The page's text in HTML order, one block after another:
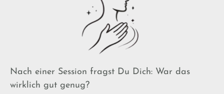
Nach einer Session fragst Du Dich: War das
wirklich gut genug?